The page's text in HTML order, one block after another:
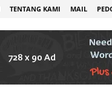
TENTANG KAMI MAIL